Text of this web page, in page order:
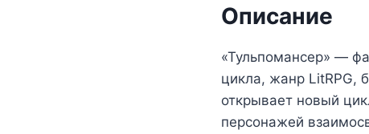
Описание
«Тульпомансер» —
цикла, жанр LitRPG,
открывает новый
персонажей